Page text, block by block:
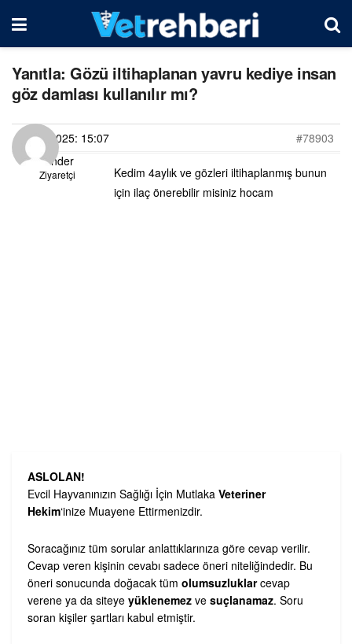
Yanıtla: Gözü iltihaplanan yavru kediye insan
göz damlası kullanılır mı?
14/04/2025: 15:07
#78903
İskender
Ziyaretçi
Kedim 4aylık ve gözleri iltihaplanmış bunun
için ilaç önerebilir misiniz hocam
ASLOLAN!
Evcil Hayvanınızın Sağlığı İçin Mutlaka Veteriner
Hekim‘inize Muayene Ettirmenizdir.
Soracağınız tüm sorular anlattıklarınıza göre cevap verilir.
Cevap veren kişinin cevabı sadece öneri niteliğindedir. Bu
öneri sonucunda doğacak tüm olumsuzluklarcevap
verene ya da siteye yüklenemez ve suçlanamaz. Soru
soran kişiler şartları kabul etmiştir.